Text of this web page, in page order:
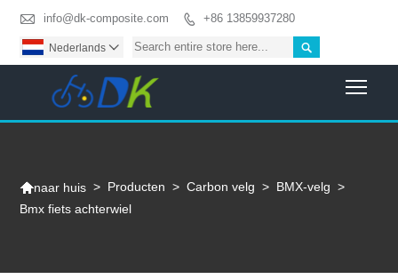
 info@dk-composite.com  +86 13859937280

Nederlands 
naar huis > Producten > Carbon velg > BMX-velg >
Bmx fiets achterwiel